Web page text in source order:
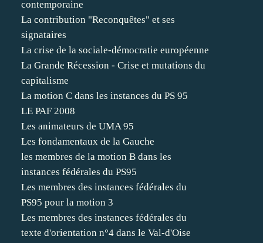
contemporaine
La contribution "Reconquêtes" et ses
signataires
La crise de la sociale-démocratie européenne
La Grande Récession - Crise et mutations du
capitalisme
La motion C dans les instances du PS 95
LE PAF 2008
Les animateurs de UMA 95
Les fondamentaux de la Gauche
les membres de la motion B dans les
instances fédérales du PS95
Les membres des instances fédérales du
PS95 pour la motion 3
Les membres des instances fédérales du
texte d'orientation n°4 dans le Val-d'Oise